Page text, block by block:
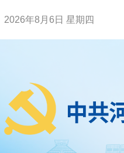
2026年8月6日 星期四